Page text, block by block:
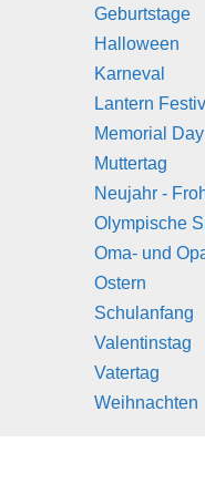
Geburtstage
Halloween
Karneval
Lantern
Memorial Day
Muttertag
Neujahr -
Olympische
Oma- und
Ostern
Schulanfang
Valentinstag
Vatertag
Weihnachten